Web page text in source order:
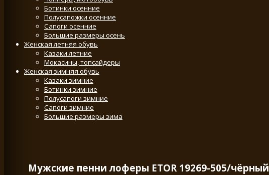
Ботинки осенние
Полусапожки осенние
Сапоги осенние
Большие размеры осень
Женская летняя обувь
Казаки летние
Мокасины, топсайдеры
Женская зимняя обувь
Казаки зимние
Ботинки зимние
Полусапоги зимние
Сапоги зимние
Большие размеры зима
Мужские пенни лоферы ETOR 19269-505/чёрный